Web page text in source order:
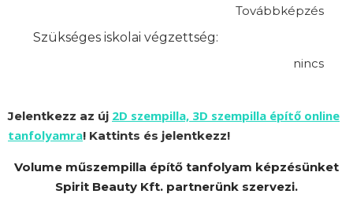
Továbbképzés
Szükséges iskolai végzettség:
nincs
Jelentkezz az új 2D szempilla, 3D szempilla építő online
tanfolyamra! Kattints és jelentkezz!
Volume műszempilla építő tanfolyam képzésünket
Spirit Beauty Kft. partnerünk szervezi.